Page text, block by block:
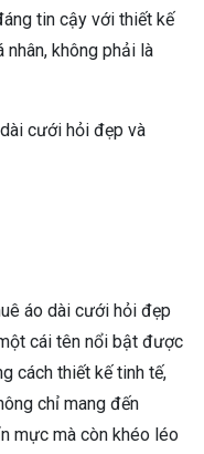
tin cậy với thiết kế
không phải là
cưới hỏi đẹp và
áo dài cưới hỏi đẹp
cái tên nổi bật được
cách thiết kế tinh tế,
chỉ mang đến
mực mà còn khéo léo